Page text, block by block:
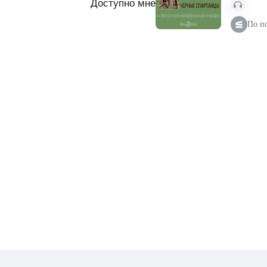
Доступно мне
По